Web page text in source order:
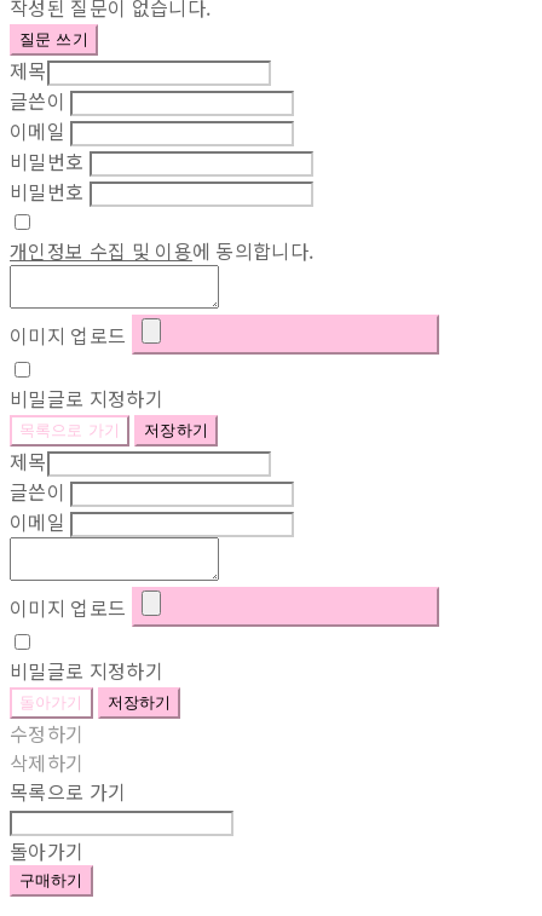
작성된 질문이 없습니다.
질문 쓰기
제목
글쓴이
이메일
비밀번호
비밀번호
개인정보 수집 및 이용에 동의합니다.
이미지 업로드
비밀글로 지정하기
목록으로 가기 저장하기
제목
글쓴이
이메일
이미지 업로드
비밀글로 지정하기
돌아가기 저장하기
수정하기
삭제하기
목록으로 가기
돌아가기
구매하기